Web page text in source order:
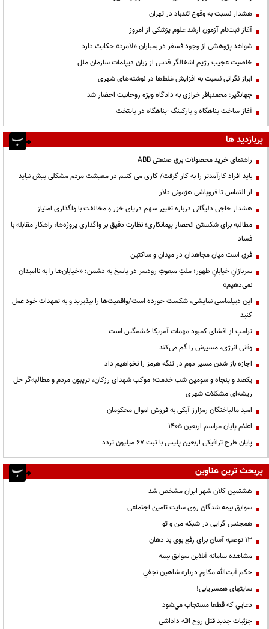
هشدار نسبت به وقوع تندباد در تهران
آغاز ثبت‌نام آزمون ارشد علوم پزشکی از امروز
شواهد پژوهشی از وجود فسفر در بمباران «لامرد» حکایت دارد
خاصیت عجیب رژیم اشغالگر قدس از زبان دیپلمات سازمان ملل
ابراز نگرانی نسبت به افزایش غلط‌ها در نوشته‌های شهری
جهانگیر: محمدباقر خرازی به دادگاه ویژه روحانیت احضار شد
آغاز ساخت پناهگاه و پارکینگ -پناهگاه در پایتخت
پربازدید ها
راهنمای خرید محصولات برق صنعتی ABB
باید افراد کارآمدتر را به کار گرفت/ کاری می کنیم در معیشت مردم مشکلی پیش نیاید
از التماس تا فروپاشی هژمونی دلار
هشدار حاجی دلیگانی درباره تغییر سهم دریای خزر و مخالفت با واگذاری امتیاز
مطالبه برای شکستن انحصار پیمانکاری؛ نظارت دقیق بر واگذاری پروژه‌ها، راهکار مقابله با
فساد
فرق است میان مجاهدان در میدان و ساکتین
سربازانِ خیابانِ ظهور؛ ملتِ مبعوثِ رودسر در پاسخ به دشمن: «خیابان‌ها را به ناامیدان
نمی‌دهیم»
این دیپلماسی نمایشی، شکست خورده است/واقعیت‌ها را بپذیرید و به تعهدات خود عمل
کنید
ترامپ از افشای کمبود مهمات آمریکا خشمگین است
وقتی انرژی، مسیرش را گم می‌کند
اجازه باز شدن مسیر دوم در تنگه هرمز را نخواهیم داد
یکصد و پنجاه و سومین شب خدمت؛ موکب شهدای رزکان، تریبون مردم و مطالبه‌گر حل
ریشه‌ای مشکلات شهری
امید مالباختگان رمزارز آبکی به فروش اموال محکومان
اعلام پایان مراسم اربعین ۱۴۰۵
پایان طرح ترافیکی اربعین پلیس با ثبت ۶۷ میلیون تردد
پربحث ترین عناوین
هشتمین کلان شهر ایران مشخص شد
سوابق بیمه شدگان روی سایت تامین اجتماعی
همجنس گرایی در شبکه من و تو
13 توصیه آسان برای رفع بوی بد دهان
مشاهده سامانه آنلاين سوابق بیمه
حكم آيت‌الله مكارم درباره شاهين نجفي
سایتهای همسریابی!
دعايي كه قطعا مستجاب مي‌شود
جزئیات جدید قتل روح الله داداشی